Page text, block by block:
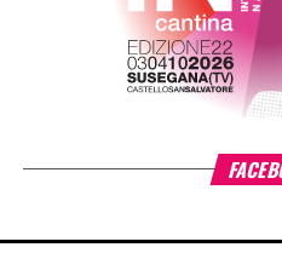
«L’estensione di
Giovanni
–. L’esperienza ci ha
bambini e rafforzi il ruolo